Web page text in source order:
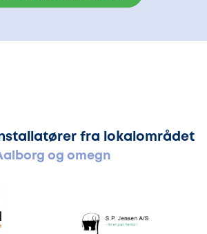
fra lokalområdet
og omegn